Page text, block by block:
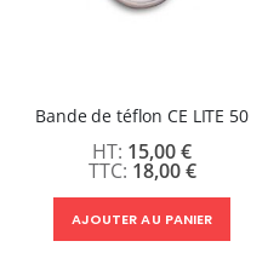
Bande de téflon CE LITE 50
18,00 €
15,00 €
AJOUTER AU PANIER